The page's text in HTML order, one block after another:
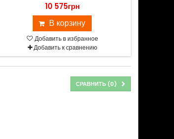
10 575грн
В корзину
Добавить в избранное
Добавить к сравнению
СРАВНИТЬ (0)